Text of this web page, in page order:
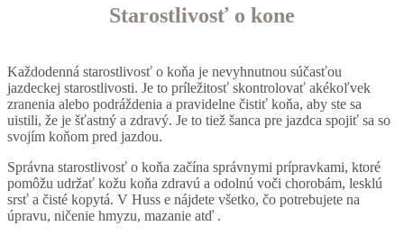
Starostlivosť o kone
Každodenná starostlivosť o koňa je nevyhnutnou súčasťou
jazdeckej starostlivosti. Je to príležitosť skontrolovať akékoľvek
zranenia alebo podráždenia a pravidelne čistiť koňa, aby ste sa
uistili, že je šťastný a zdravý. Je to tiež šanca pre jazdca spojiť sa so
svojím koňom pred jazdou.
Správna starostlivosť o koňa začína správnymi prípravkami, ktoré
pomôžu udržať kožu koňa zdravú a odolnú voči chorobám, lesklú
srsť a čisté kopytá. V Huss e nájdete všetko, čo potrebujete na
úpravu, ničenie hmyzu, mazanie atď .